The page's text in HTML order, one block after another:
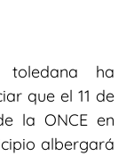
ha
que el 11 de
la ONCE en
albergará